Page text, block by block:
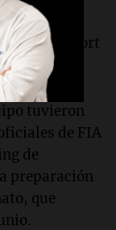
completar
Motorsport
tuvieron
de FIA
de
preparación
que